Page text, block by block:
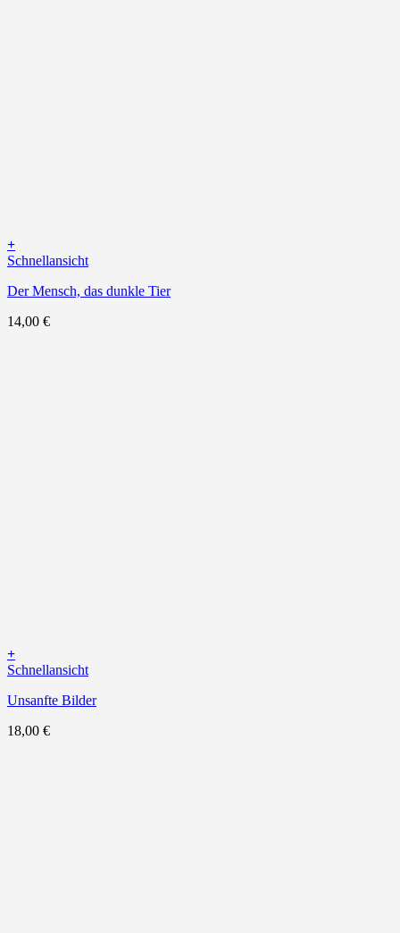
+
Schnellansicht
Der Mensch, das dunkle Tier
14,00 €
+
Schnellansicht
Unsanfte Bilder
18,00 €